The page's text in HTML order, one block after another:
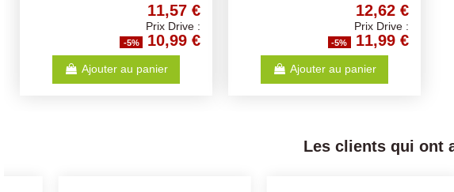
11,57 €
Prix Drive :
-5% 10,99 €
Ajouter au panier
12,62 €
Prix Drive :
-5% 11,99 €
Ajouter au panier
Les clients qui ont